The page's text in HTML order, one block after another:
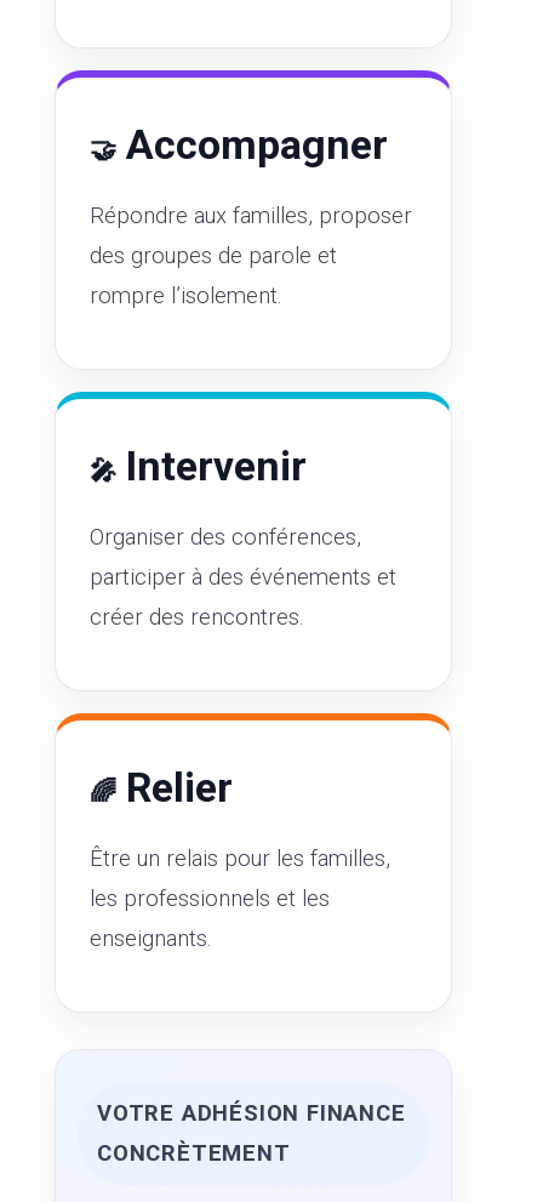
🤝 Accompagner
Répondre aux familles, proposer
des groupes de parole et
rompre l’isolement.
🎤 Intervenir
Organiser des conférences,
participer à des événements et
créer des rencontres.
🌈 Relier
Être un relais pour les familles,
les professionnels et les
enseignants.
VOTRE ADHÉSION FINANCE
CONCRÈTEMENT